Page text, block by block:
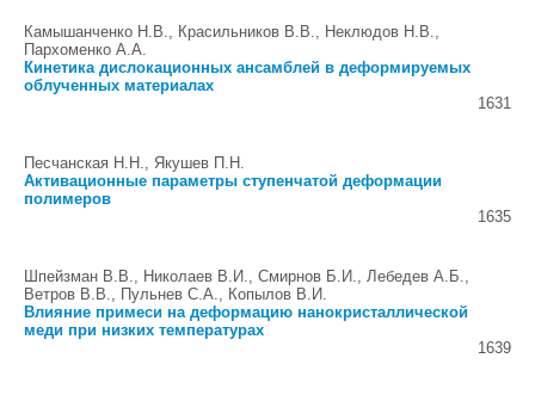
Камышанченко Н.В., Красильников В.В., Неклюдов Н.В.,
Пархоменко А.А.
Кинетика дислокационных ансамблей в деформируемых
облученных материалах
1631
Песчанская Н.Н., Якушев П.Н.
Активационные параметры ступенчатой деформации
полимеров
1635
Шпейзман В.В., Николаев В.И., Смирнов Б.И., Лебедев А.Б.,
Ветров В.В., Пульнев С.А., Копылов В.И.
Влияние примеси на деформацию нанокристаллической
меди при низких температурах
1639